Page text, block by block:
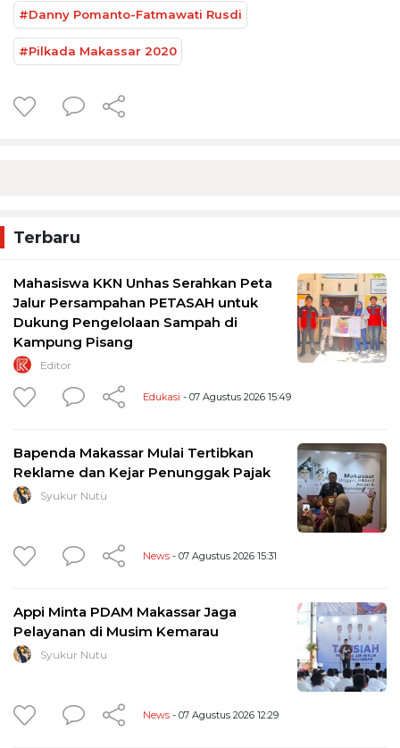
#Danny Pomanto-Fatmawati Rusdi
#Pilkada Makassar 2020
Terbaru
Mahasiswa KKN Unhas Serahkan Peta
Jalur Persampahan PETASAH untuk
Dukung Pengelolaan Sampah di
Kampung Pisang
Editor
Edukasi - 07 Agustus 2026 15:49
Bapenda Makassar Mulai Tertibkan
Reklame dan Kejar Penunggak Pajak
Syukur Nutu
News - 07 Agustus 2026 15:31
Appi Minta PDAM Makassar Jaga
Pelayanan di Musim Kemarau
Syukur Nutu
News - 07 Agustus 2026 12:29